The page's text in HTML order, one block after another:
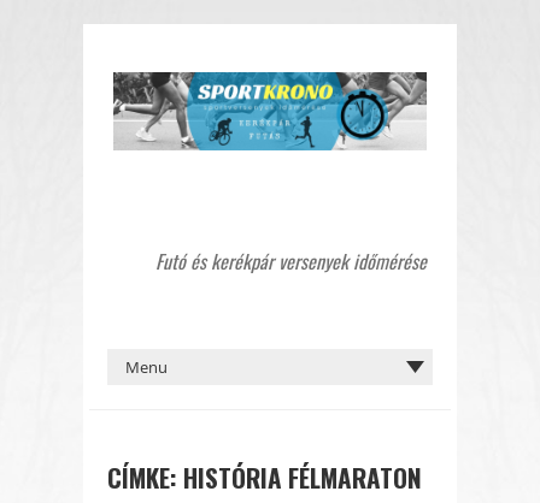
Futó és kerékpár versenyek időmérése
CÍMKE: HISTÓRIA FÉLMARATON